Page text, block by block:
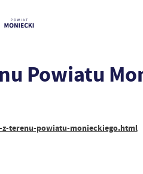
Powiatu
terenu-powiatu-monieckiego.html